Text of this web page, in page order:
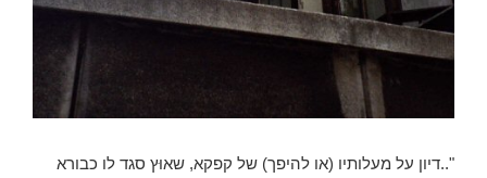
"..דיון על מעלותיו (או להיפך) של קפקא, שאוּץ סגד לו כבורא